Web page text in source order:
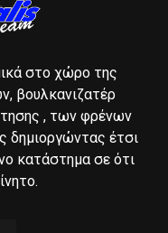
στο χώρο της
βουλκανιζατέρ
, των φρένων
δημιοργώντας έτσι
κατάστημα σε ότι